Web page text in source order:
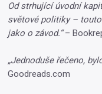
Od strhující úvodní
světové politiky –
jako o závod.“–
„Jednoduše řečeno,
Goodreads.com